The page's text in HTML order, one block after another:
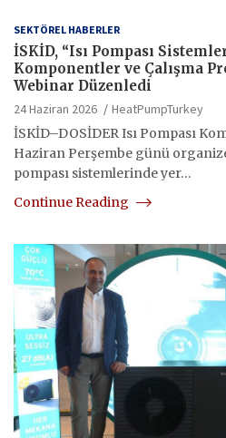
SEKTÖREL HABERLER
İSKİD, “Isı Pompası
Komponentler ve Çalışma
Webinar Düzenledi
24 Haziran 2026
HeatPumpTurkey
İSKİD–DOSİDER Isı Pompası
Haziran Perşembe günü
pompası sistemlerinde yer…
Continue Reading